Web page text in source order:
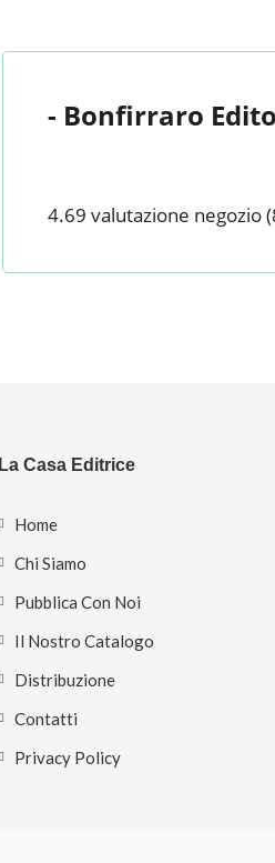
- Bonfirraro
4.69 valutazione negozio
La Casa Editrice
Home
Chi Siamo
Pubblica Con Noi
Il Nostro Catalogo
Distribuzione
Contatti
Privacy Policy